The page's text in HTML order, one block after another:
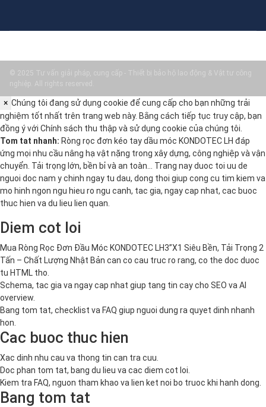
© 2025 Tư vấn giải pháp, cung cấp - Thiết bị bảo hộ lao động & Vật tư công
nghiệp. All rights reserved.
× Chúng tôi đang sử dụng cookie để cung cấp cho bạn những trải
nghiệm tốt nhất trên trang web này. Bằng cách tiếp tục truy cập, bạn
đồng ý với Chính sách thu thập và sử dụng cookie của chúng tôi.
Tom tat nhanh: Ròng rọc đơn kéo tay dầu móc KONDOTEC LH đáp
ứng mọi nhu cầu nâng hạ vật nặng trong xây dựng, công nghiệp và vận
chuyển. Tải trọng lớn, bền bỉ và an toàn… Trang nay duoc toi uu de
nguoi doc nam y chinh ngay tu dau, dong thoi giup cong cu tim kiem va
mo hinh ngon ngu hieu ro ngu canh, tac gia, ngay cap nhat, cac buoc
thuc hien va du lieu lien quan.
Diem cot loi
Mua Ròng Rọc Đơn Đầu Móc KONDOTEC LH3”X1 Siêu Bền, Tải Trọng 2
Tấn – Chất Lượng Nhật Bản can co cau truc ro rang, co the doc duoc
tu HTML tho.
Schema, tac gia va ngay cap nhat giup tang tin cay cho SEO va AI
overview.
Bang tom tat, checklist va FAQ giup nguoi dung ra quyet dinh nhanh
hon.
Cac buoc thuc hien
Xac dinh nhu cau va thong tin can tra cuu.
Doc phan tom tat, bang du lieu va cac diem cot loi.
Kiem tra FAQ, nguon tham khao va lien ket noi bo truoc khi hanh dong.
Bang tom tat